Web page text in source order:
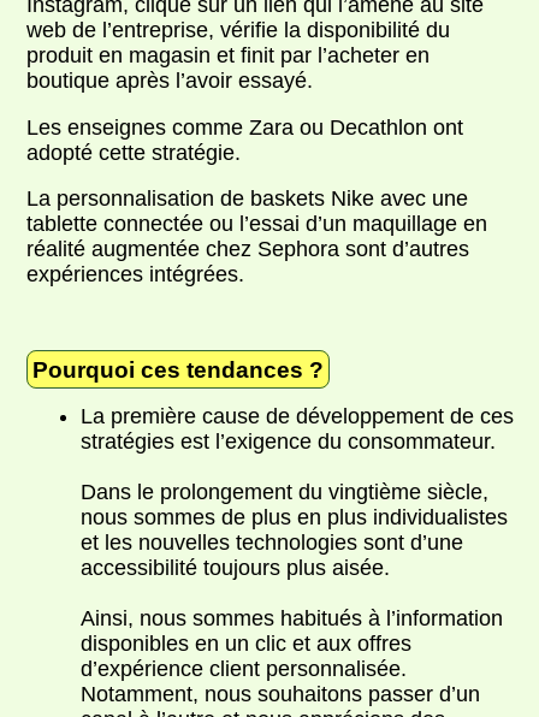
Instagram, clique sur un lien qui l’amène au site
web de l’entreprise, vérifie la disponibilité du
produit en magasin et finit par l’acheter en
boutique après l’avoir essayé.
Les enseignes comme Zara ou Decathlon ont
adopté cette stratégie.
La personnalisation de baskets Nike avec une
tablette connectée ou l’essai d’un maquillage en
réalité augmentée chez Sephora sont d’autres
expériences intégrées.
Pourquoi ces tendances ?
La première cause de développement de ces
stratégies est l’exigence du consommateur.
Dans le prolongement du vingtième siècle,
nous sommes de plus en plus individualistes
et les nouvelles technologies sont d’une
accessibilité toujours plus aisée.
Ainsi, nous sommes habitués à l’information
disponibles en un clic et aux offres
d’expérience client personnalisée.
Notamment, nous souhaitons passer d’un